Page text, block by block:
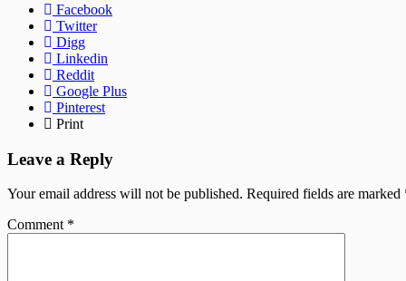
Facebook
Twitter
Digg
Linkedin
Reddit
Google Plus
Pinterest
Print
Leave a Reply
Your email address will not be published. Required fields are marked
Comment *